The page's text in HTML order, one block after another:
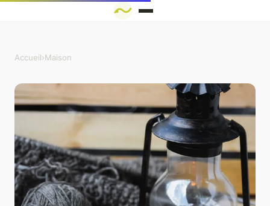
Accueil›Maison